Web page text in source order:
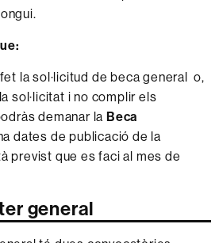
la sol·licitud de beca general o,
sol·licitat i no complir els
demanar la Beca
dates de publicació de la
previst que es faci al mes de
general